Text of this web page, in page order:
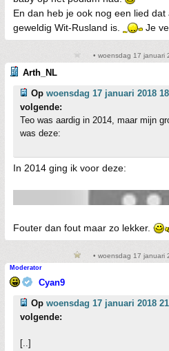
En dan heb je ook nog een lied
geweldig Wit-Rusland is.
Je
• woensdag 17 januari
Arth_NL
Op woensdag 17 januari 2018
volgende:
Teo was aardig in 2014, maar mijn
was deze:
In 2014 ging ik voor deze:
Fouter dan fout maar zo lekker.
• woensdag 17 januari
Moderator
Cyan9
Op woensdag 17 januari 2018
volgende:
[..]